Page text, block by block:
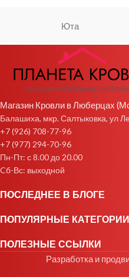
Юта
Магазин Кровли в Люберцах
Балашиха, мкр. Салтыковка, ул
+7 (926) 708-77-96
+7 (977) 294-70-96
Пн-Пт: с 8.00 до 20.00
Cб-Вс: выходной
ПОСЛЕДНЕЕ В БЛОГЕ
ПОПУЛЯРНЫЕ КАТЕГОРИИ
ПОЛЕЗНЫЕ ССЫЛКИ
Разработка и